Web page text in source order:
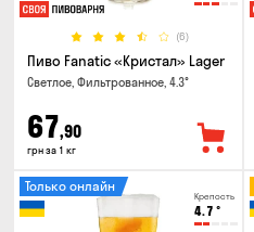
(6)
Пиво Fanatic «Кристал» Lager
Светлое, Фильтрованное, 4.3°
67,90
грн за 1 кг
Крепость
4.7 °
Только онлайн